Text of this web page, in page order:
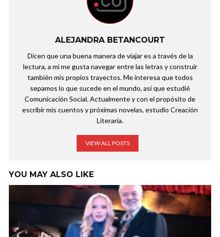
ALEJANDRA BETANCOURT
Dicen que una buena manera de viajar es a través de la
lectura, a mí me gusta navegar entre las letras y construir
también mis propios trayectos. Me interesa que todos
sepamos lo que sucede en el mundo, así que estudié
Comunicación Social. Actualmente y con el propósito de
escribir mis cuentos y próximas novelas, estudio Creación
Literaria.
VIEW ALL POSTS
YOU MAY ALSO LIKE